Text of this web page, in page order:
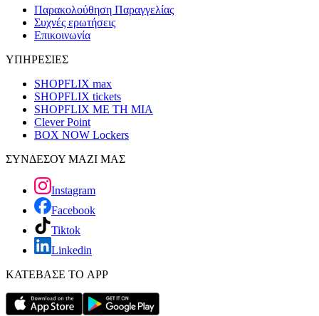
Παρακολούθηση Παραγγελίας
Συχνές ερωτήσεις
Επικοινωνία
ΥΠΗΡΕΣΙΕΣ
SHOPFLIX max
SHOPFLIX tickets
SHOPFLIX ΜΕ ΤΗ ΜΙΑ
Clever Point
BOX NOW Lockers
ΣΥΝΔΕΣΟΥ ΜΑΖΙ ΜΑΣ
Instagram
Facebook
Tiktok
Linkedin
ΚΑΤΕΒΑΣΕ ΤΟ APP